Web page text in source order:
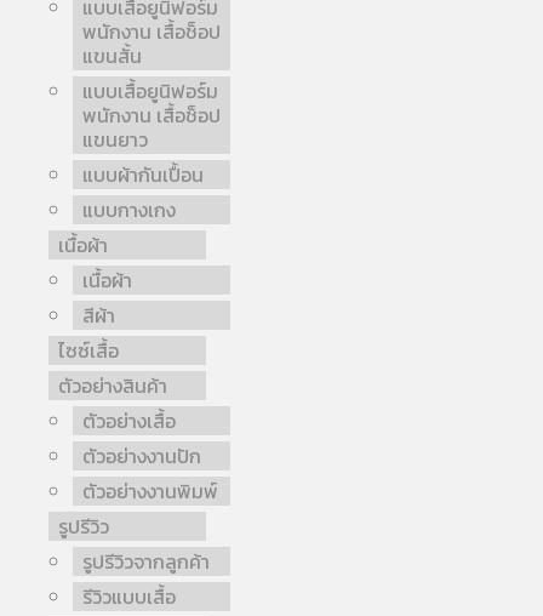
แบบเสื้อยูนิฟอร์ม
พนักงาน เสื้อช็อป
แขนสั้น
แบบเสื้อยูนิฟอร์ม
พนักงาน เสื้อช็อป
แขนยาว
แบบผ้ากันเปื้อน
แบบกางเกง
เนื้อผ้า
เนื้อผ้า
สีผ้า
ไซซ์เสื้อ
ตัวอย่างสินค้า
ตัวอย่างเสื้อ
ตัวอย่างงานปัก
ตัวอย่างงานพิมพ์
รูปรีวิว
รูปรีวิวจากลูกค้า
รีวิวแบบเสื้อ